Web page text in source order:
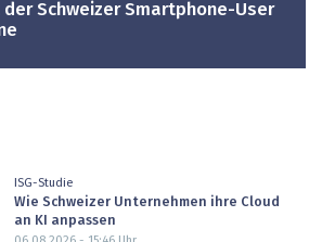
der Schweizer Smartphone-User
ISG-Studie
Wie Schweizer Unternehmen ihre Cloud
an KI anpassen